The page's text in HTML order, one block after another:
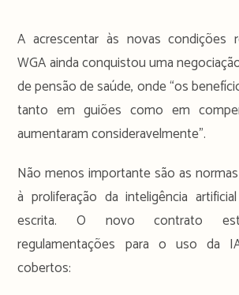
A acrescentar às novas condições
WGA ainda conquistou uma
de pensão de saúde, onde “os
tanto em guiões como em
aumentaram consideravelmente”.
Não menos importante são as
à proliferação da inteligência
escrita. O novo contrato
regulamentações para o uso da
cobertos: